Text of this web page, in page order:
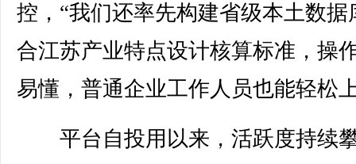
控，“我们还率先构建省级本土数据
合江苏产业特点设计核算标准，操
易懂，普通企业工作人员也能轻松
平台自投用以来，活跃度持续